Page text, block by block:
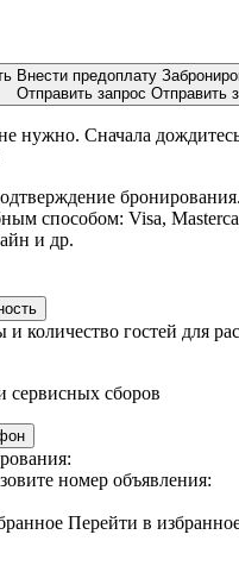
Внести предоплату
Отправить запрос Отправить
нужно. Сначала
способом: Visa,
и др.
количество гостей для
сервисных сборов
номер объявления:
Перейти в